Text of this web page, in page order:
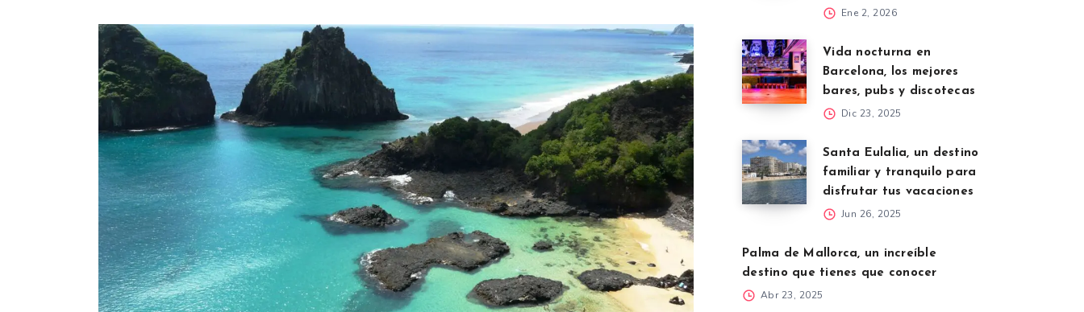
Ene 2, 2026
Vida nocturna en
Barcelona, los mejores
bares, pubs y discotecas
Dic 23, 2025
Santa Eulalia, un destino
familiar y tranquilo para
disfrutar tus vacaciones
Jun 26, 2025
Palma de Mallorca, un increíble
destino que tienes que conocer
Abr 23, 2025